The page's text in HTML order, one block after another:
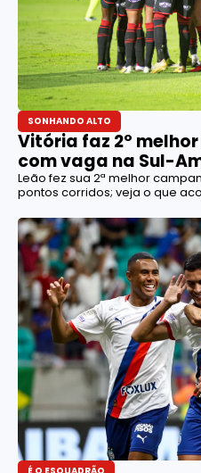
SONHANDO ALTO
Vitória faz 2º melhor
com vaga na Sul-
Leão fez sua 2ª melhor
pontos corridos; veja o que